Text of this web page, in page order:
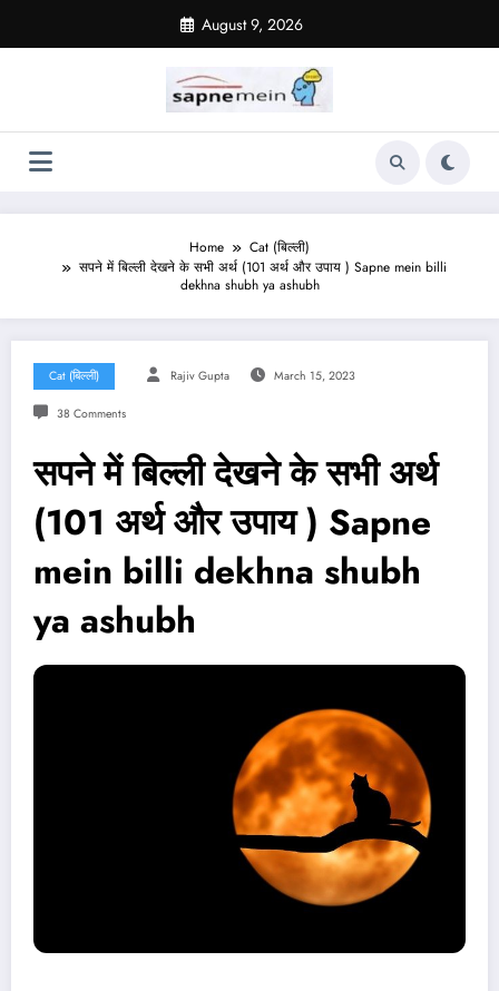
content
August 9, 2026
Home
Cat (बिल्ली)
सपने में बिल्ली देखने के सभी अर्थ (101 अर्थ और उपाय ) Sapne mein billi
dekhna shubh ya ashubh
Cat (बिल्ली) Rajiv Gupta March 15, 2023
38 Comments
सपने में बिल्ली देखने के सभी अर्थ
(101 अर्थ और उपाय ) Sapne
mein billi dekhna shubh
ya ashubh